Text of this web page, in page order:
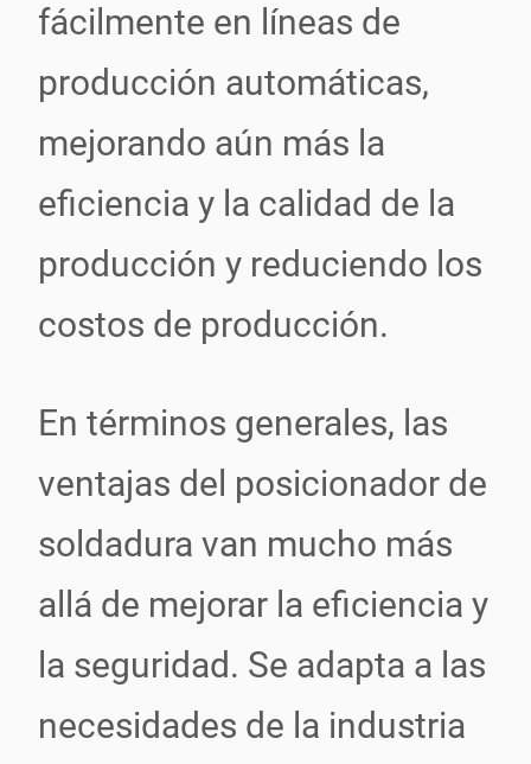
fácilmente en líneas de
producción automáticas,
mejorando aún más la
eficiencia y la calidad de la
producción y reduciendo los
costos de producción.
En términos generales, las
ventajas del posicionador de
soldadura van mucho más
allá de mejorar la eficiencia y
la seguridad. Se adapta a las
necesidades de la industria